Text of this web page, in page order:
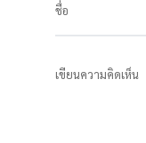
ชื่อ
เขียนความคิดเห็น